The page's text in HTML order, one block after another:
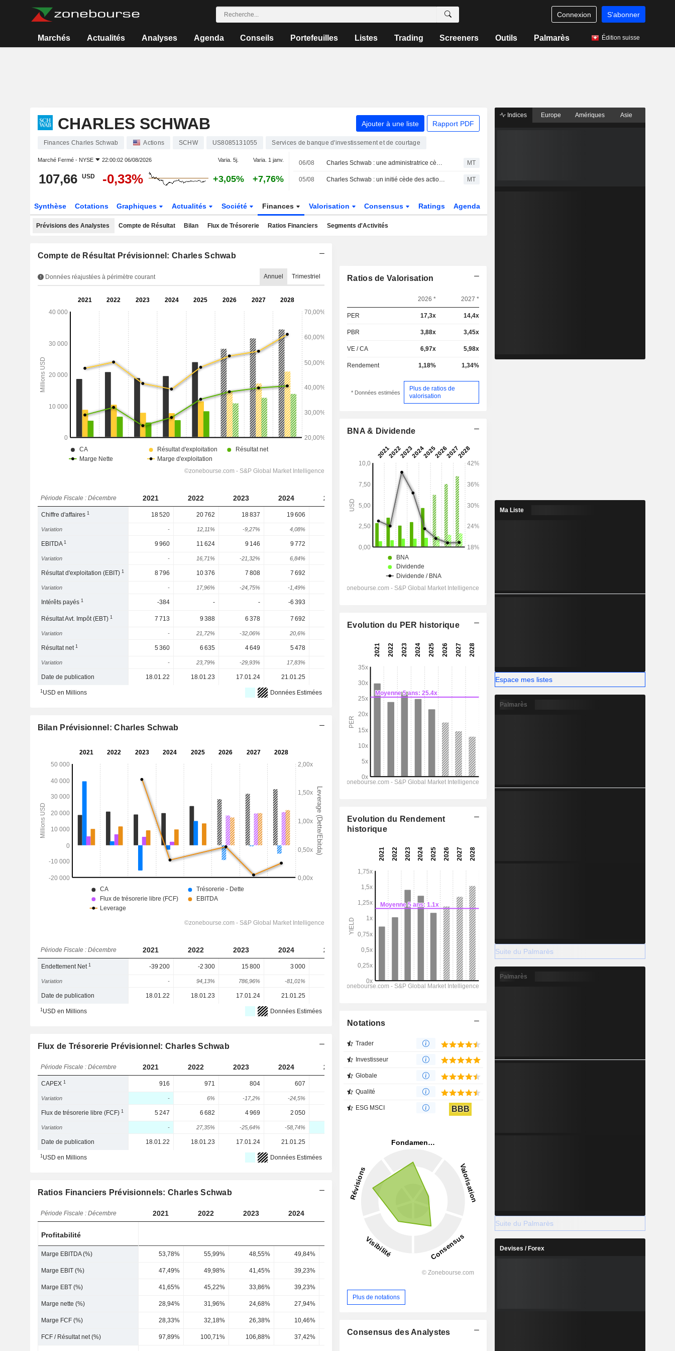
Connexion S'abonner
Marchés Actualités Analyses Agenda Conseils Portefeuilles Listes Trading Screeners Outils Palmarès Édition suisse
CHARLES SCHWAB Ajouter à une liste Rapport PDF
Finances Charles Schwab Actions SCHW US8085131055 Services de banque d'investissement et de courtage
Marché Fermé - NYSE 22:00:02 06/08/2026 Varia. 5j. Varia. 1 janv.
107,66 USD -0,33% +3,05% +7,76%
06/08 Charles Schwab : une administratrice cède des actions pour plus de 2,4 millions de dollars, selon un document de la SEC MT
05/08 Charles Schwab : un initié cède des actions pour un montant de 15 104 987 $, selon une récente déclaration à la SEC MT
Synthèse Cotations Graphiques Actualités Société Finances Valorisation Consensus Ratings Agenda
Prévisions des Analystes Compte de Résultat Bilan Flux de Trésorerie Ratios Financiers Segments d'Activités
Compte de Résultat Prévisionnel: Charles Schwab
Données réajustées à périmètre courant Annuel Trimestriel
Période Fiscale : Décembre 2021 2022 2023 2024 2025 2026 2027 2028
Chiffre d'affaires1 18 520 20 762 18 837 19 606 28 263 31 556
Variation - 12,11% -9,27% 4,08% 18,15% 11,65% 8,57%
EBITDA1 9 960 11 624 9 146 9 772 16 999 19 883 21 537
Variation - 16,71% -21,32% 6,84% 27,5%
Résultat d'exploitation (EBIT)1 8 796 10 376 7 808 7 692 14 808 17 125
Variation - 17,96% -24,75% -1,49% 48,97% 29,23% 15,65% 22,02%
Intérêts payés1 -384 - - -6 393
Résultat Avt. Impôt (EBT)1 7 713 9 388 6 378 7 692
Variation - 21,72% -32,06% 20,6%
Résultat net1 5 360 6 635 4 649 5 478 10 788 12 523 13 872
Variation - 23,79% -29,93% 17,83%
Date de publication 18.01.22 18.01.23 17.01.24 21.01.25
1USD en Millions Données Estimées
Bilan Prévisionnel: Charles Schwab
Période Fiscale : Décembre 2021 2022 2023 2024 2025 2026 2027 2028
Endettement Net1 -39 200 -2 300 15 800 3 000 9 183 871 5 434
Variation - 94,13% 786,96% -81,01% 161,22% -90,52% 523,88%
Date de publication 18.01.22 18.01.23 17.01.24 21.01.25
1USD en Millions Données Estimées
Flux de Trésorerie Prévisionnel: Charles Schwab
Période Fiscale : Décembre 2021 2022 2023 2024 2025
CAPEX1 916 971 804 607
Variation - 6% -17,2% -24,5%
Flux de trésorerie libre (FCF)1 5 247 6 682 4 969 2 050 - 19 404 20 205
Variation - 27,35% -25,64% -58,74%
Date de publication 18.01.22 18.01.23 17.01.24 21.01.25 -
1USD en Millions Données Estimées
Ratios Financiers Prévisionnels: Charles Schwab
Période Fiscale : Décembre 2021 2022 2023 2024 2026 2027
Profitabilité
Marge EBITDA (%) 53,78% 55,99% 48,55% 49,84% 60,15% 63,01%
Marge EBIT (%) 47,49% 49,98% 41,45% 39,23% 54,27%
Marge EBT (%) 41,65% 45,22% 33,86% 39,23%
Marge nette (%) 28,94% 31,96% 24,68% 27,94% 35,19% 38,17%
Marge FCF (%) 28,33% 32,18% 26,38% 10,46%
FCF / Résultat net (%) 97,89% 100,71% 106,88% 37,42% - 168,38% 154,95%
Ratios de Valorisation
2026 * 2027 *
PER 17,3x 14,4x
PBR 3,88x 3,45x
VE / CA 6,97x 5,98x
Rendement 1,18% 1,34%
* Données estimées
Plus de ratios de
valorisation
BNA & Dividende
Evolution du PER historique
Evolution du Rendement
historique
Notations
Trader
Investisseur
Globale
Qualité
ESG MSCI BBB
Plus de notations
Consensus des Analystes
Indices Europe Amériques Asie
Ma Liste
Espace mes listes
Palmarès
Suite du Palmarès
Palmarès
Suite du Palmarès
Devises / Forex